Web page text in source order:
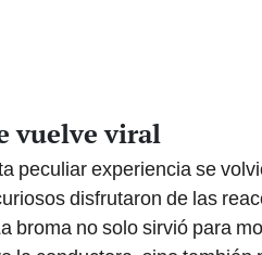
vuelve viral
peculiar experiencia se
disfrutaron de las
broma no solo sirvió para